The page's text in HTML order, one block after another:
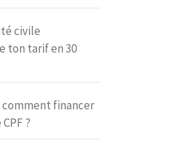
civile
ton tarif en 30
financer
?